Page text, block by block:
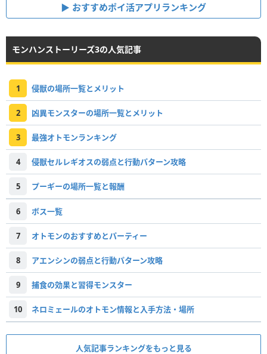
おすすめポイ活アプリランキング
モンハンストーリーズ3の人気記事
1 侵獣の場所一覧とメリット
2 凶異モンスターの場所一覧とメリット
3 最強オトモンランキング
4 侵獣セルレギオスの弱点と行動パターン攻略
5 プーギーの場所一覧と報酬
6 ボス一覧
7 オトモンのおすすめとパーティー
8 アエンシンの弱点と行動パターン攻略
9 捕食の効果と習得モンスター
10 ネロミェールのオトモン情報と入手方法・場所
人気記事ランキングをもっと見る